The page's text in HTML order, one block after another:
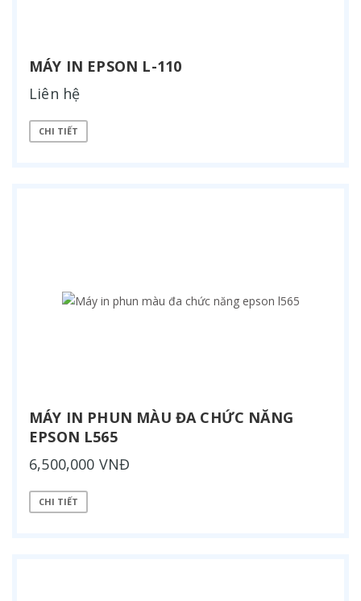
MÁY IN EPSON L-110
Liên hệ
CHI TIẾT
MÁY IN PHUN MÀU ĐA CHỨC NĂNG
EPSON L565
6,500,000 VNĐ
CHI TIẾT